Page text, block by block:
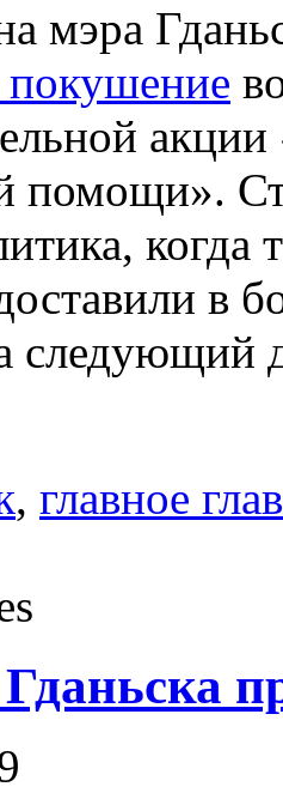
мэра
помощи».
когда
в
следующий
, главное